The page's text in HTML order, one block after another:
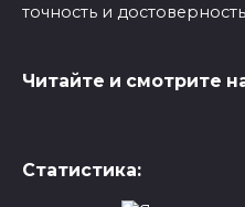
точность и
Читайте и смотрите
Статистика: